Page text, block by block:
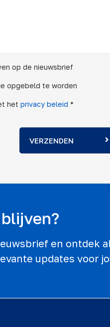
op de nieuwsbrief
opgebeld te worden
het privacy beleid *
VERZENDEN
en ontdek
updates voor